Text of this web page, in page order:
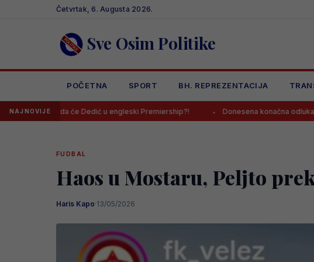
Četvrtak, 6. Augusta 2026.
Sve Osim Politike
POČETNA SPORT BH. REPREZENTACIJA
NAJNOVIJE
će Dedić u engleski Premiership?! Donesena konačna odluka o transferu
FUDBAL
Haos u Mostaru, Peljto
Haris Kapo·13/05/2026